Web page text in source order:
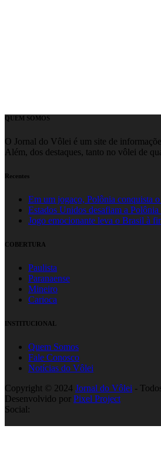
QUEM SOMOS
O Jornal do Vôlei é um site de
Além, dos destaques, tanto no vôlei de
Recentes
Em um jogaço, Polônia conquista
Estados Unidos desafiam a
Jogo emocionante leva o Brasil à
COBERTURA
Paulista
Paranaense
Mineiro
Carioca
INSTITUCIONAL
Quem Somos
Fale Conosco
Notícias do Vôlei
Copyright © 2024 Jornal do Vôlei -
Desenvolvido por Pixel Project
Social: